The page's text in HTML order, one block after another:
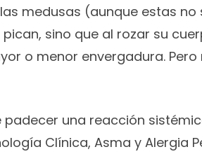
medusas (aunque estas
sino que al rozar su
o menor envergadura.
padecer una reacción
Clínica, Asma y Alergia